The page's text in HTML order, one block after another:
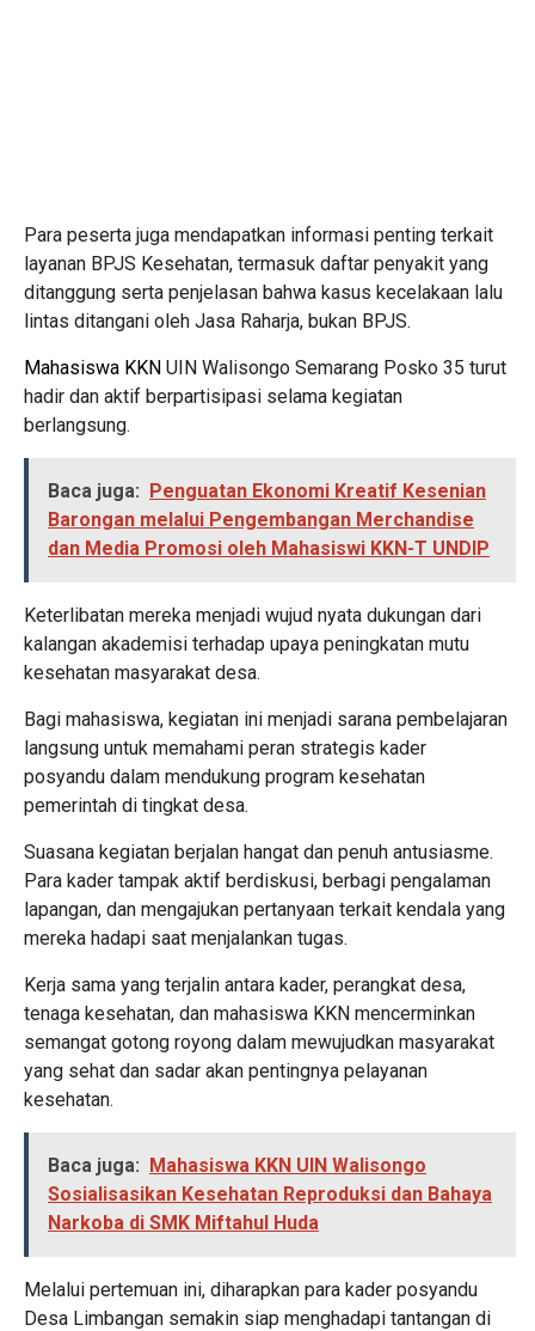
Para peserta juga mendapatkan informasi penting terkait
layanan BPJS Kesehatan, termasuk daftar penyakit yang
ditanggung serta penjelasan bahwa kasus kecelakaan lalu
lintas ditangani oleh Jasa Raharja, bukan BPJS.
Mahasiswa KKN UIN Walisongo Semarang Posko 35 turut
hadir dan aktif berpartisipasi selama kegiatan
berlangsung.
Baca juga: Penguatan Ekonomi Kreatif Kesenian
Barongan melalui Pengembangan Merchandise
dan Media Promosi oleh Mahasiswi KKN-T UNDIP
Keterlibatan mereka menjadi wujud nyata dukungan dari
kalangan akademisi terhadap upaya peningkatan mutu
kesehatan masyarakat desa.
Bagi mahasiswa, kegiatan ini menjadi sarana pembelajaran
langsung untuk memahami peran strategis kader
posyandu dalam mendukung program kesehatan
pemerintah di tingkat desa.
Suasana kegiatan berjalan hangat dan penuh antusiasme.
Para kader tampak aktif berdiskusi, berbagi pengalaman
lapangan, dan mengajukan pertanyaan terkait kendala yang
mereka hadapi saat menjalankan tugas.
Kerja sama yang terjalin antara kader, perangkat desa,
tenaga kesehatan, dan mahasiswa KKN mencerminkan
semangat gotong royong dalam mewujudkan masyarakat
yang sehat dan sadar akan pentingnya pelayanan
kesehatan.
Baca juga: Mahasiswa KKN UIN Walisongo
Sosialisasikan Kesehatan Reproduksi dan Bahaya
Narkoba di SMK Miftahul Huda
Melalui pertemuan ini, diharapkan para kader posyandu
Desa Limbangan semakin siap menghadapi tantangan di